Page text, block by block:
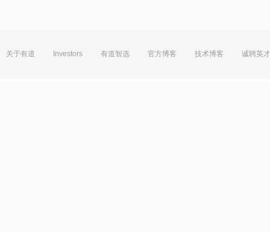
关于有道 Investors 有道智选 官方博客 技术博客 诚聘英才